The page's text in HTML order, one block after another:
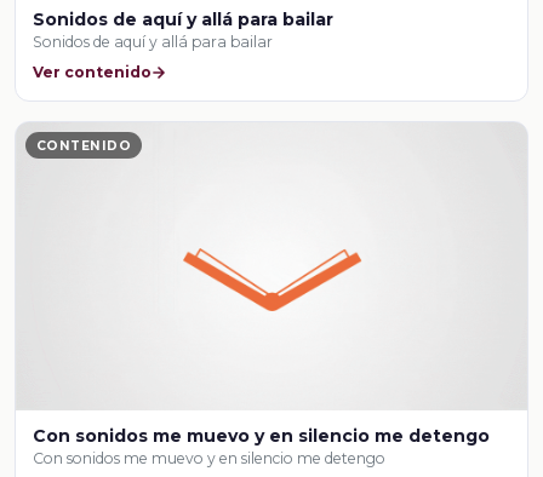
Sonidos de aquí y allá para bailar
Sonidos de aquí y allá para bailar
Ver contenido
CONTENIDO
Con sonidos me muevo y en silencio me detengo
Con sonidos me muevo y en silencio me detengo